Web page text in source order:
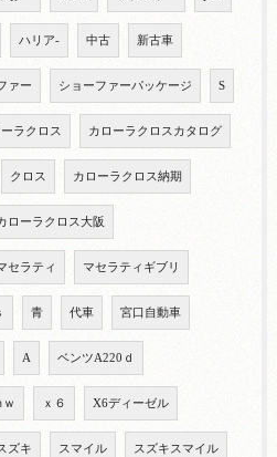
ハリア- 中古 新古車
ァー ショーファーパッケージ S
ラクロス カローラクロスカタログ
クロス カローラクロス納期
ローラクロス大阪
セラティ マセラティギブリ
青 代車 宮口自動車
A ベンツA220ｄ
ｗ ｘ６ X6ディーゼル
ズキ スマイル スズキスマイル